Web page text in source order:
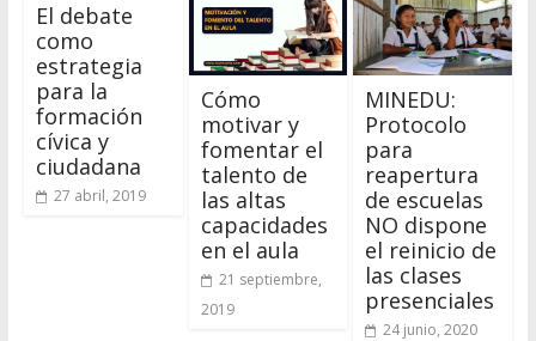
El debate
como
estrategia
para la
formación
cívica y
ciudadana
27 abril, 2019
Cómo
motivar y
fomentar el
talento de
las altas
capacidades
en el aula
21 septiembre,
2019
MINEDU:
Protocolo
para
reapertura
de escuelas
NO dispone
el reinicio de
las clases
presenciales
24 junio, 2020